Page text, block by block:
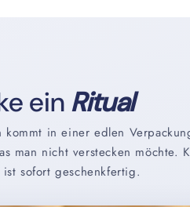
ein Ritual
kommt in einer edlen
man nicht verstecken möchte.
sofort geschenkfertig.